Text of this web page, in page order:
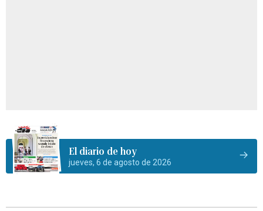
El diario de hoy
jueves, 6 de agosto de 2026